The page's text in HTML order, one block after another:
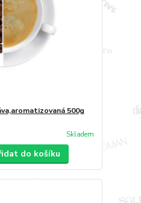
500g
Skladem
do košíku